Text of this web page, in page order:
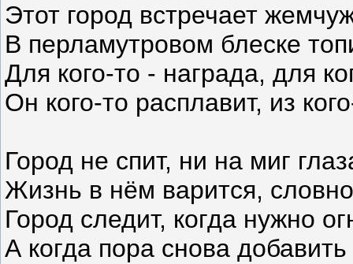
Этот город встречает
В перламутровом блеске
Для кого-то - награда, для
Он кого-то расплавит, из
Город не спит, ни на миг
Жизнь в нём варится,
Город следит, когда нужно
А когда пора снова добавить